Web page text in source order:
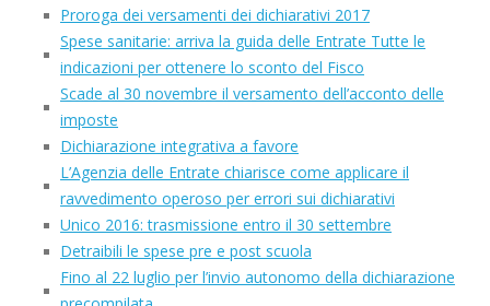
Proroga dei versamenti dei dichiarativi 2017
Spese sanitarie: arriva la guida delle Entrate Tutte le
indicazioni per ottenere lo sconto del Fisco
Scade al 30 novembre il versamento dell’acconto delle
imposte
Dichiarazione integrativa a favore
L’Agenzia delle Entrate chiarisce come applicare il
ravvedimento operoso per errori sui dichiarativi
Unico 2016: trasmissione entro il 30 settembre
Detraibili le spese pre e post scuola
Fino al 22 luglio per l’invio autonomo della dichiarazione